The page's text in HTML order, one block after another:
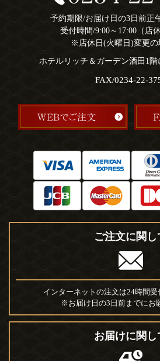
予約期限/お届け日の3日前正
受付時間/9:00～17:00（店
※店休日(火曜日)変更の
ホテルリッチ＆ガーデン酒田1階
FAX/0234-22-
ご注文に関し
インターネットの注文は24時間受
※お届け日の3日前までにお
お届けに関し